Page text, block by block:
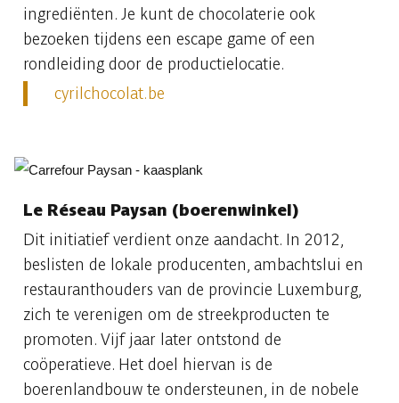
ingrediënten. Je kunt de chocolaterie ook
bezoeken tijdens een escape game of een
rondleiding door de productielocatie.
cyrilchocolat.be
Le Réseau Paysan (boerenwinkel)
Dit initiatief verdient onze aandacht. In 2012,
beslisten de lokale producenten, ambachtslui en
restauranthouders van de provincie Luxemburg,
zich te verenigen om de streekproducten te
promoten. Vijf jaar later ontstond de
coöperatieve. Het doel hiervan is de
boerenlandbouw te ondersteunen, in de nobele